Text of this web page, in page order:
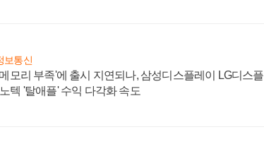
보통신
모리 부족'에 출시 지연되나, 삼성디스플레이 LG디스플
텍 '탈애플' 수익 다각화 속도